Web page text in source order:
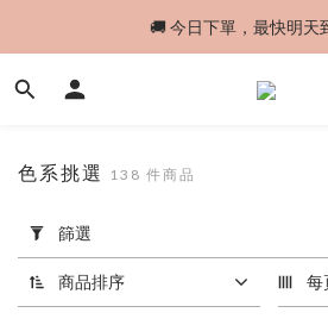
🚚 今日下單，最快明天
🚚 今日下單，最快明天
🎀 經典波點可愛登場，怎麼
用
篩
選
(0/20)
色系挑選 138 件商品
篩選
商品排序 每